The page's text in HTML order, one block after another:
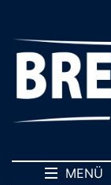
MENÜ